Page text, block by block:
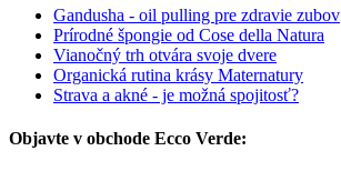
Gandusha - oil pulling pre zdravie zubov
Prírodné špongie od Cose della Natura
Vianočný trh otvára svoje dvere
Organická rutina krásy Maternatury
Strava a akné - je možná spojitosť?
Objavte v obchode Ecco Verde: